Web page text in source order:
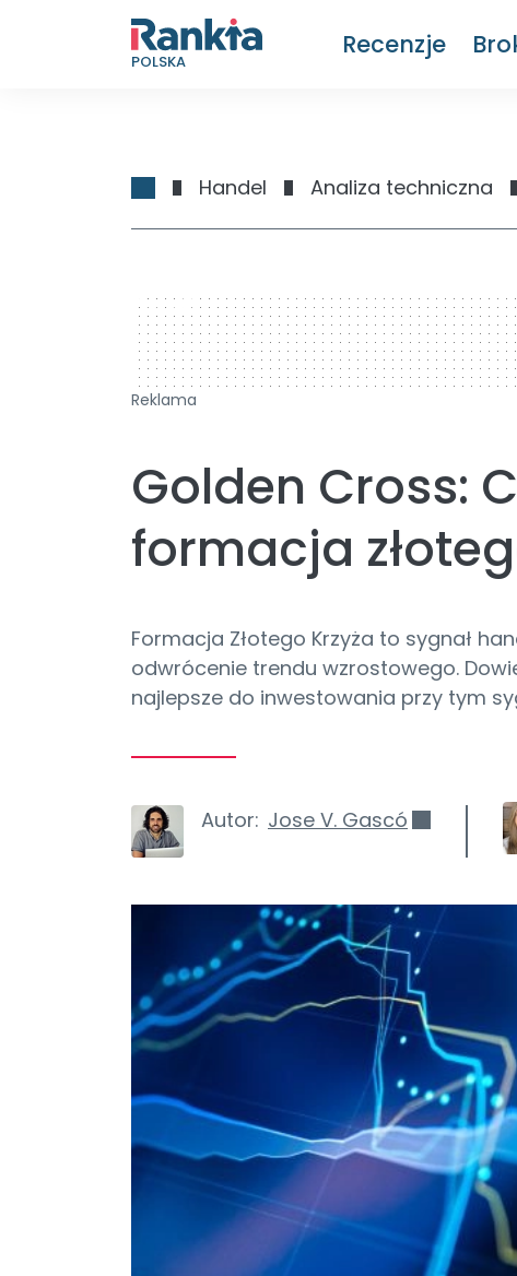
POLSKA
Recenzje
Handel Analiza techniczna
728 x 90
Reklama
Golden Cross:
formacja
Formacja Złotego Krzyża to sygnał
odwrócenie trendu wzrostowego.
najlepsze do inwestowania przy tym
Autor: Jose V. Gascó